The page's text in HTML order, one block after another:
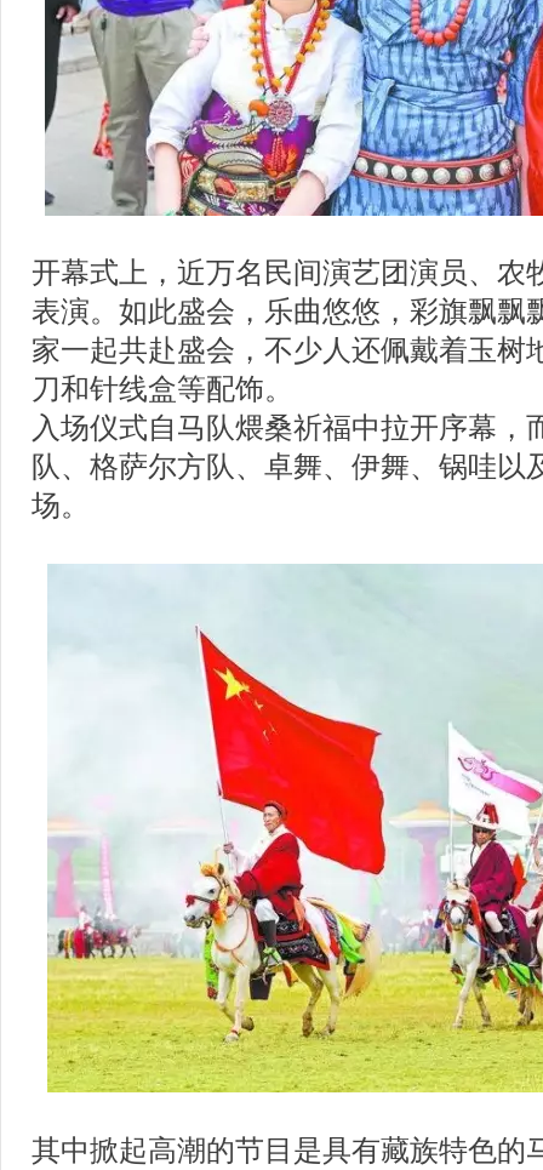
开幕式上，近万名民间演艺团演员、农
表演。如此盛会，乐曲悠悠，彩旗飘飘
家一起共赴盛会，不少人还佩戴着玉树
刀和针线盒等配饰。
入场仪式自马队煨桑祈福中拉开序幕，
队、格萨尔方队、卓舞、伊舞、锅哇以
场。
其中掀起高潮的节目是具有藏族特色的